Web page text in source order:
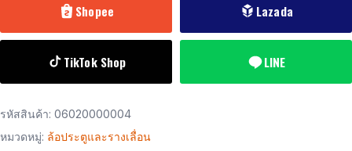
Shopee Lazada
TikTok Shop LINE
รหัสสินค้า: 06020000004
หมวดหมู่: ล้อประตูและรางเลื่อน